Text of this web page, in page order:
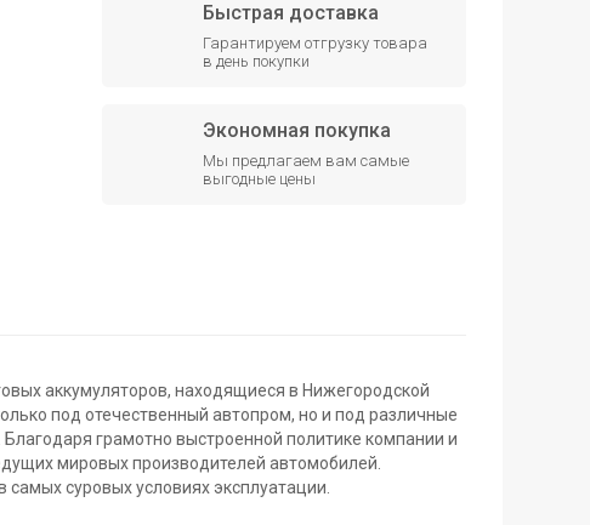
Быстрая доставка
Гарантируем отгрузку товара
в день покупки
Экономная покупка
Мы предлагаем вам самые
выгодные цены
аккумуляторов, находящиеся в Нижегородской
под отечественный автопром, но и под различные
грамотно выстроенной политике компании и
мировых производителей автомобилей.
суровых условиях эксплуатации.